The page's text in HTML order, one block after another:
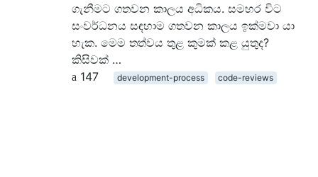
ගැනීමට ගතවන කාලය අධිකය. සමහර විට
සංවර්ධනය සඳහාම ගතවන කාලය ඉක්මවා යා
හැක. මෙම තත්වය තුළ කුමක් කළ යුතුද?
කිසිවක් …
147
development-process code-reviews